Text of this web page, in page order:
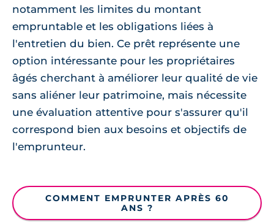
notamment les limites du montant
empruntable et les obligations liées à
l'entretien du bien. Ce prêt représente une
option intéressante pour les propriétaires
âgés cherchant à améliorer leur qualité de vie
sans aliéner leur patrimoine, mais nécessite
une évaluation attentive pour s'assurer qu'il
correspond bien aux besoins et objectifs de
l'emprunteur.
COMMENT EMPRUNTER APRÈS 60
ANS ?